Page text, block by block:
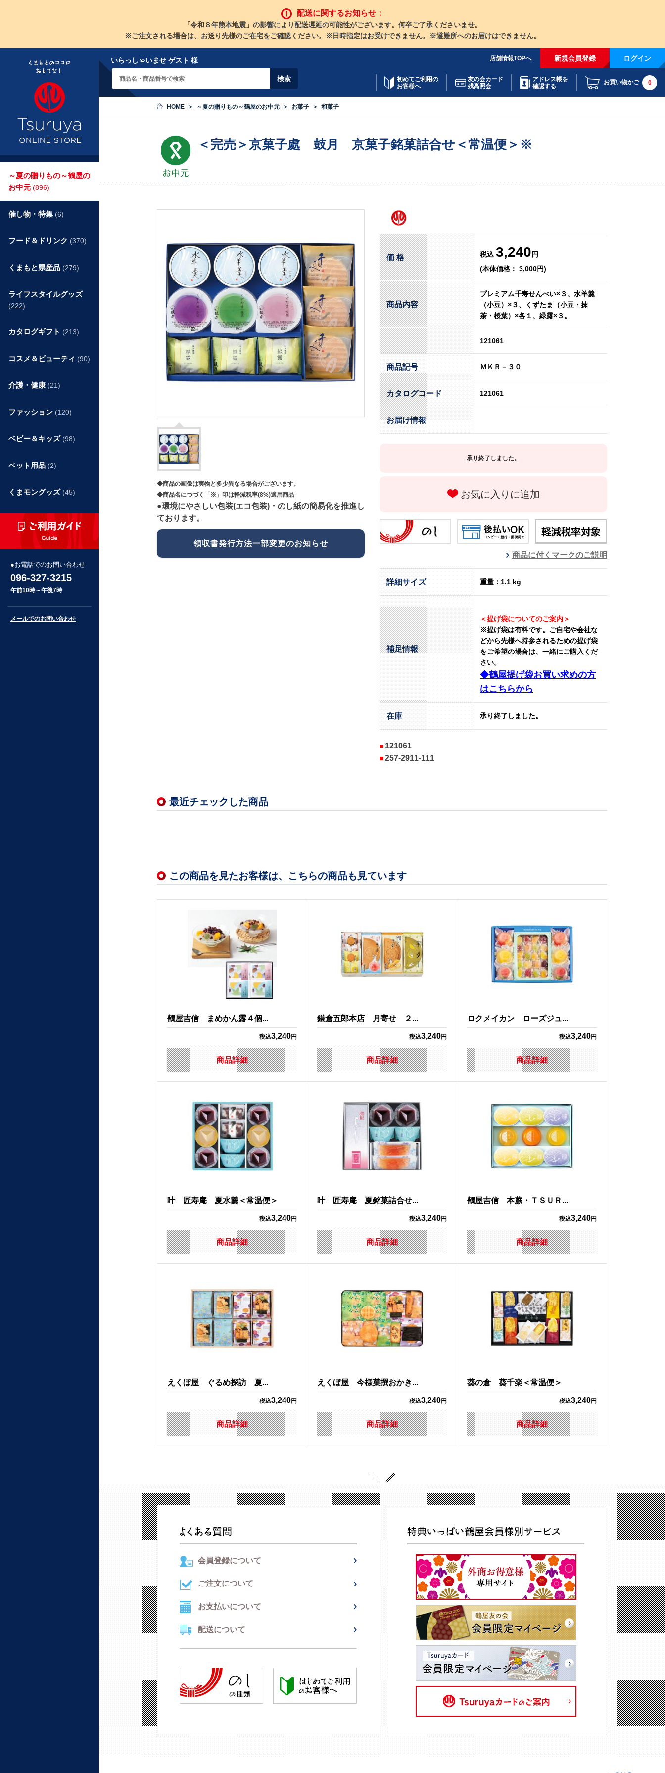
配送に関するお知らせ：
「令和８年熊本地震」の影響により配送遅延の可能性がございます。何卒ご了承くださいませ。
※ご注文される場合は、お送り先様のご在宅をご確認ください。※日時指定はお受けできません。※避難所へのお届けはできません。
いらっしゃいませ ゲスト 様 店舗情報TOPへ 新規会員登録 ログイン
初めてご利用の
お客様へ
友の会カード
残高照会
アドレス帳を
確認する
お買い物かご 0
HOME ～夏の贈りもの～鶴屋のお中元 お菓子 和菓子
＜完売＞京菓子處 鼓月 京菓子銘菓詰合せ＜常温便＞※
◆商品の画像は実物と多少異なる場合がございます。
◆商品名につづく「※」印は軽減税率(8%)適用商品
●環境にやさしい包装(エコ包装)・のし紙の簡易化を推進し
ております。
領収書発行方法一部変更のお知らせ
価 格 税込 3,240 円
(本体価格： 3,000円)
商品内容
プレミアム千寿せんべい×３、水羊羹
（小豆）×３、くずたま（小豆・抹
茶・桜葉）×各１、緑露×３。
121061
商品記号 ＭＫＲ－３０
カタログコード 121061
お届け情報
承り終了しました。
お気に入りに追加
商品に付くマークのご説明
詳細サイズ 重量：1.1 kg
補足情報
＜提げ袋についてのご案内＞
※提げ袋は有料です。 ご自宅や会社な
どから先様へ持参されるための提げ袋
をご希望の場合は、一緒にご購入くだ
さい。
◆鶴屋提げ袋お買い求めの方
はこちらから
在庫 承り終了しました。
121061
257-2911-111
最近チェックした商品
この商品を見たお客様は、こちらの商品も見ています
鶴屋吉信 まめかん露４個...
税込3,240円
商品詳細
鎌倉五郎本店 月寄せ ２...
税込3,240円
商品詳細
ロクメイカン ローズジュ...
税込3,240円
商品詳細
叶 匠寿庵 夏水羹＜常温便＞
税込3,240円
商品詳細
叶 匠寿庵 夏銘菓詰合せ...
税込3,240円
商品詳細
鶴屋吉信 本蕨・ＴＳＵＲ...
税込3,240円
商品詳細
えくぼ屋 ぐるめ探訪 夏...
税込3,240円
商品詳細
えくぼ屋 今様菓撰おかき...
税込3,240円
商品詳細
葵の倉 葵千楽＜常温便＞
税込3,240円
商品詳細
～夏の贈りもの～鶴屋の
お中元 (896)
催し物・特集 (6)
フード＆ドリンク (370)
くまもと県産品 (279)
ライフスタイルグッズ
(222)
カタログギフト (213)
コスメ＆ビューティ (90)
介護・健康 (21)
ファッション (120)
ベビー＆キッズ (98)
ペット用品 (2)
くまモングッズ (45)
お電話でのお問い合わせ
096-327-3215
午前10時～午後7時
メールでのお問い合わせ
会員登録について
ご注文について
お支払いについて
配送について